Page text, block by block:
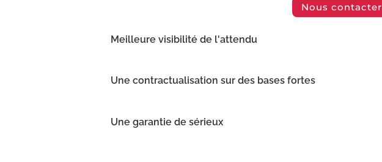
Nous contacter
Meilleure visibilité de l'attendu
Une contractualisation sur des bases fortes
Une garantie de sérieux